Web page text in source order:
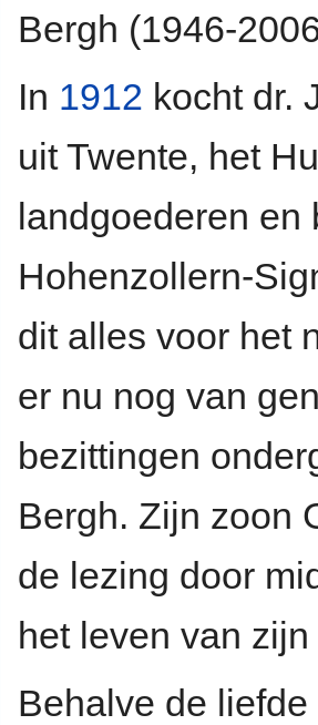
Bergh (1946-
In 1912 kocht dr.
uit Twente, het
landgoederen en
Hohenzollern-
dit alles voor het
er nu nog van
bezittingen
Bergh. Zijn zoon
de lezing door
het leven van zijn
Behalve de